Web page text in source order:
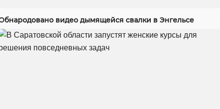
видео дымящейся свалки в Энгельсе